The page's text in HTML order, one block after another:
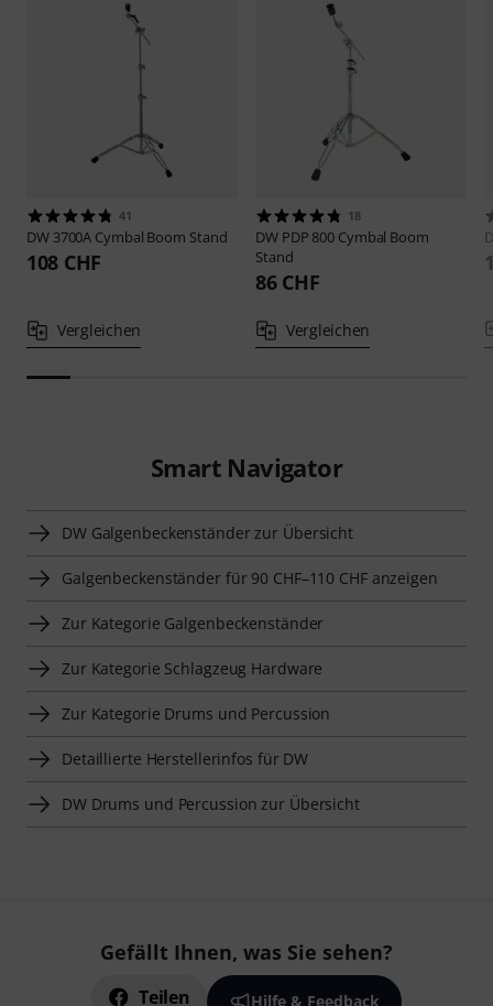
41
DW 3700A Cymbal Boom Stand
108 CHF
Vergleichen
18
DW PDP 800 Cymbal Boom
Stand
86 CHF
Vergleichen
Smart Navigator
DW Galgenbeckenständer zur Übersicht
Galgenbeckenständer für 90 CHF–110 CHF anzeigen
Zur Kategorie Galgenbeckenständer
Zur Kategorie Schlagzeug Hardware
Zur Kategorie Drums und Percussion
Detaillierte Herstellerinfos für DW
DW Drums und Percussion zur Übersicht
Gefällt Ihnen, was Sie sehen?
Teilen Hilfe & Feedback